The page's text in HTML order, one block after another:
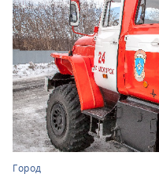
Город